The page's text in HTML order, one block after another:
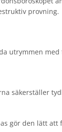
provning.
utrymmen
säkerställer
gör den lätt